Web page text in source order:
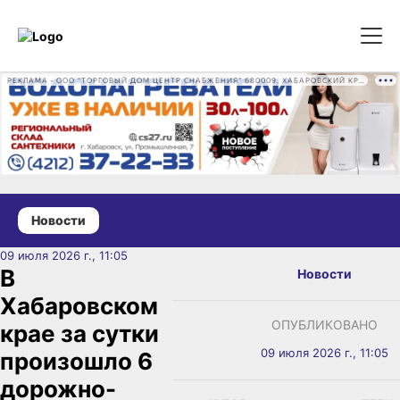
Новости
09 июля 2026 г., 11:05
В
Хабаровском
крае за сутки
произошло 6
дорожно-
Новости
ОПУБЛИКОВАНО
09 июля 2026 г., 11:05